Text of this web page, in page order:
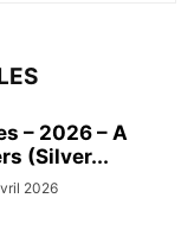
– 2026 – A
(Silver...
2026